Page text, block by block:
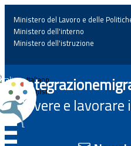
Home
News
Ministero del Lavoro e delle
Ministero dell'interno
Ministero dell'istruzione
Italiano
English
Vivere e lavorare